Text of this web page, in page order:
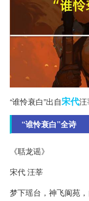
“谁怜衰白”出自宋代汪
“谁怜衰白”全诗
《聒龙谣》
宋代 汪莘
梦下瑶台，神飞阆苑，